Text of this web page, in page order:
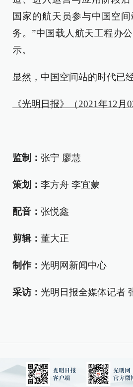
国家的航天员参与中国空
务。”中国载人航天工程办
示。
显然，中国空间站的时代
《光明日报》（2021年12月
监制： 张宁 廖慧
策划： 李方舟 李宜蒙
配音： 张悦鑫
剪辑： 董大正
制作： 光明网新闻中心
采访： 光明日报全媒体记者